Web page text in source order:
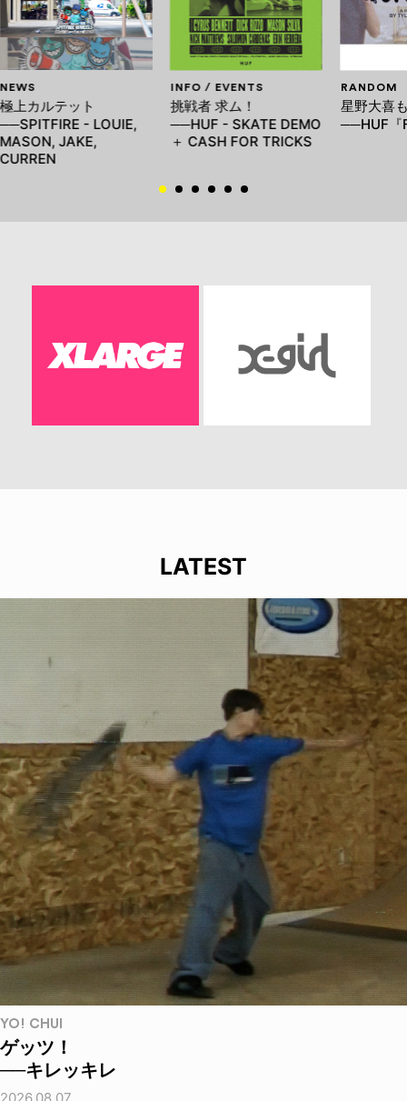
NEWS
極上カルテット
──SPITFIRE - LOUIE,
MASON, JAKE,
CURREN
INFO / EVENTS
挑戦者 求ム！
──HUF - SKATE DEMO
＋ CASH FOR TRICKS
RANDOM
星野大喜
──HUF『
LATEST
YO! CHUI
ゲッツ！
──キレッキレ